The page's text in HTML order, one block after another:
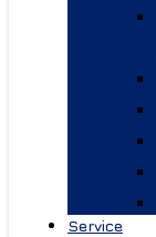
Service